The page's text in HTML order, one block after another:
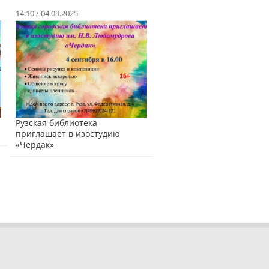
14:10 / 04.09.2025
Рузская библиотека
приглашает в изостудию
«Чердак»